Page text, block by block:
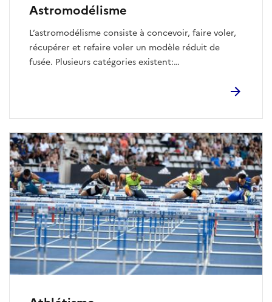
Astromodélisme
L’astromodélisme consiste à concevoir, faire voler,
récupérer et refaire voler un modèle réduit de
fusée. Plusieurs catégories existent:
lanceur existant ou ayant existé.
- Planeur/avion fusée : le décollage et le gain
d’altitude sont assurés par un moteur fusée.
Discipline passionnante alliant construction et
manipulation des propulseurs